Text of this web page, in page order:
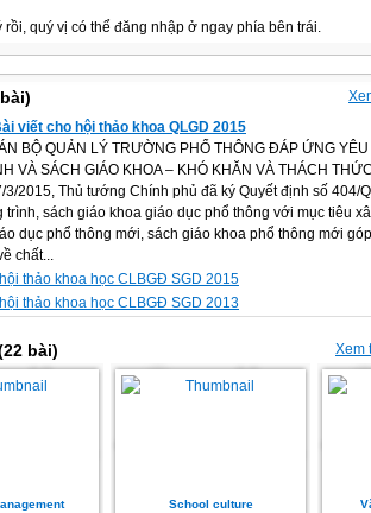
rồi, quý vị có thể đăng nhập ở ngay phía bên trái.
viết cho hội thảo khoa QLGD 2015
BỘ QUẢN LÝ TRƯỜNG PHỔ THÔNG ĐÁP ỨNG
VÀ SÁCH GIÁO KHOA – KHÓ KHĂN VÀ THÁCH
3/2015, Thủ tướng Chính phủ đã ký Quyết định số 404/
sách giáo khoa giáo dục phổ thông với mục tiêu
dục phổ thông mới, sách giáo khoa phổ thông mới
chất...
thảo khoa học CLBGĐ SGD 2015
thảo khoa học CLBGĐ SGD 2013
Xem
bài)
School culture